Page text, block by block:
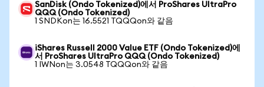
SanDisk (Ondo Tokenized)에서 ProShares UltraPro
QQQ (Ondo Tokenized)
1 SNDKon는 16.5521 TQQQon와 같음
iShares Russell 2000 Value ETF (Ondo Tokenized)에
서 ProShares UltraPro QQQ (Ondo Tokenized)
1 IWNon는 3.0548 TQQQon와 같음